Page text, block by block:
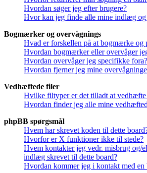
Hvordan søger jeg efter brugere?
Hvor kan jeg finde alle mine indlæg og
Bogmærker og overvågnings
Hvad er forskellen på at bogmærke og
Hvordan bogmærker eller overvåger
Hvordan overvåger jeg specifikke fora?
Hvordan fjerner jeg mine
Vedhæftede filer
Hvilke filtyper er det tilladt at vedhæfte
Hvordan finder jeg alle mine
phpBB spørgsmål
Hvem har skrevet koden til dette
Hvorfor er X funktioner ikke til stede?
Hvem kontakter jeg vedr. misbrug og/
indlæg skrevet til dette board?
Hvordan kommer jeg i kontakt med en